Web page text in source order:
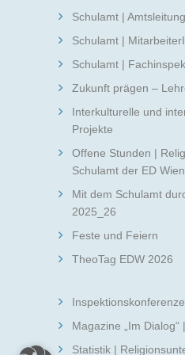
Schulamt | Amtsleitung
Schulamt |
Schulamt |
Zukunft prägen –
Interkulturelle und
Projekte
Offene Stunden |
Schulamt der ED Wien
Mit dem Schulamt
2025_26
Feste und Feiern
TheoTag EDW 2026
Magazine „Im Dialog“
Statistik |